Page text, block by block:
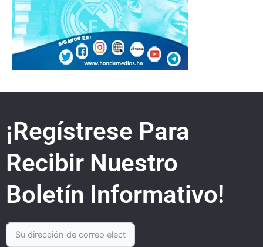
¡Regístrese Para
Recibir Nuestro
Boletín Informativo!